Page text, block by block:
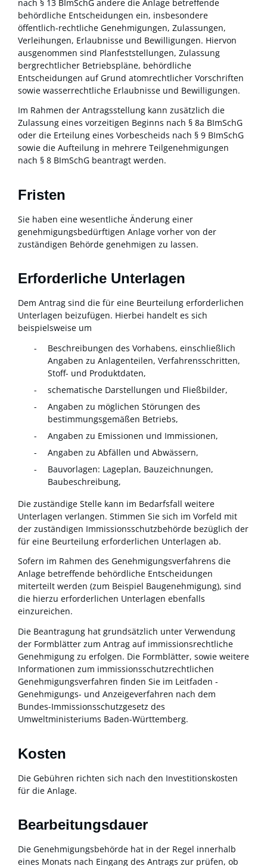
nach § 13 BImSchG andere die Anlage betreffende
behördliche Entscheidungen ein, insbesondere
öffentlich-rechtliche Genehmigungen, Zulassungen,
Verleihungen, Erlaubnisse und Bewilligungen. Hiervon
ausgenommen sind Planfeststellungen, Zulassung
bergrechtlicher Betriebspläne, behördliche
Entscheidungen auf Grund atomrechtlicher Vorschriften
sowie wasserrechtliche Erlaubnisse und Bewilligungen.
Im Rahmen der Antragsstellung kann zusätzlich die
Zulassung eines vorzeitigen Beginns nach § 8a BImSchG
oder die Erteilung eines Vorbescheids nach § 9 BImSchG
sowie die Aufteilung in mehrere Teilgenehmigungen
nach § 8 BImSchG beantragt werden.
Fristen
Sie haben eine wesentliche Änderung einer
genehmigungsbedürftigen Anlage vorher von der
zuständigen Behörde genehmigen zu lassen.
Erforderliche Unterlagen
Dem Antrag sind die für eine Beurteilung erforderlichen
Unterlagen beizufügen. Hierbei handelt es sich
beispielsweise um
Beschreibungen des Vorhabens, einschließlich
Angaben zu Anlagenteilen, Verfahrensschritten,
Stoff- und Produktdaten,
schematische Darstellungen und Fließbilder,
Angaben zu möglichen Störungen des
bestimmungsgemäßen Betriebs,
Angaben zu Emissionen und Immissionen,
Angaben zu Abfällen und Abwässern,
Bauvorlagen: Lageplan, Bauzeichnungen,
Baubeschreibung,
Die zuständige Stelle kann im Bedarfsfall weitere
Unterlagen verlangen. Stimmen Sie sich im Vorfeld mit
der zuständigen Immissionsschutzbehörde bezüglich der
für eine Beurteilung erforderlichen Unterlagen ab.
Sofern im Rahmen des Genehmigungsverfahrens die
Anlage betreffende behördliche Entscheidungen
miterteilt werden (zum Beispiel Baugenehmigung), sind
die hierzu erforderlichen Unterlagen ebenfalls
einzureichen.
Die Beantragung hat grundsätzlich unter Verwendung
der Formblätter zum Antrag auf immissionsrechtliche
Genehmigung zu erfolgen. Die Formblätter, sowie weitere
Informationen zum immissionsschutzrechtlichen
Genehmigungsverfahren finden Sie im Leitfaden -
Genehmigungs- und Anzeigeverfahren nach dem
Bundes-Immissionsschutzgesetz des
Umweltministeriums Baden-Württemberg.
Kosten
Die Gebühren richten sich nach den Investitionskosten
für die Anlage.
Bearbeitungsdauer
Die Genehmigungsbehörde hat in der Regel innerhalb
eines Monats nach Eingang des Antrags zur prüfen, ob